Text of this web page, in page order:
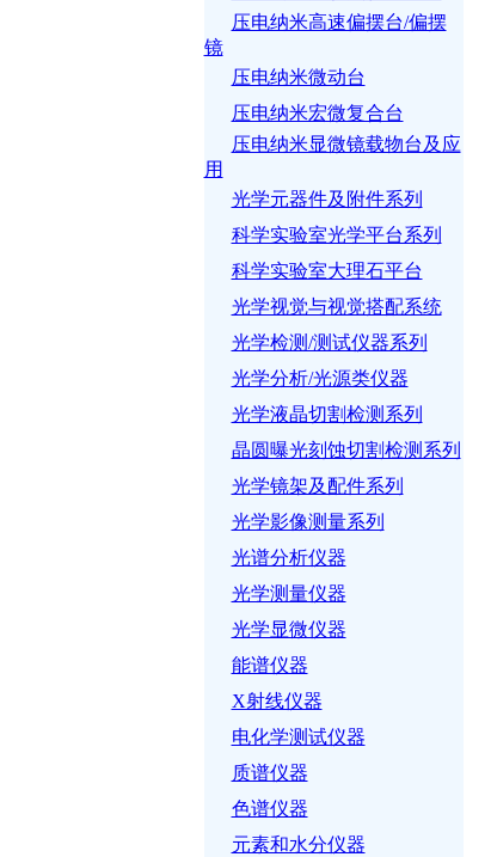
压电纳米高速偏摆台/偏摆
镜
压电纳米微动台
压电纳米宏微复合台
压电纳米显微镜载物台及应
用
光学元器件及附件系列
科学实验室光学平台系列
科学实验室大理石平台
光学视觉与视觉搭配系统
光学检测/测试仪器系列
光学分析/光源类仪器
光学液晶切割检测系列
晶圆曝光刻蚀切割检测系列
光学镜架及配件系列
光学影像测量系列
光谱分析仪器
光学测量仪器
光学显微仪器
能谱仪器
X射线仪器
电化学测试仪器
质谱仪器
色谱仪器
元素和水分仪器